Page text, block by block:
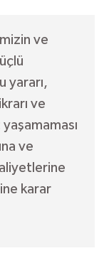
ve
yararı,
ve
ve
karar